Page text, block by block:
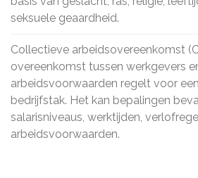
seksuele geaardheid.
Collectieve arbeidsovereenkomst
overeenkomst tussen werkgevers
arbeidsvoorwaarden regelt voor
bedrijfstak. Het kan bepalingen
salarisniveaus, werktijden,
arbeidsvoorwaarden.